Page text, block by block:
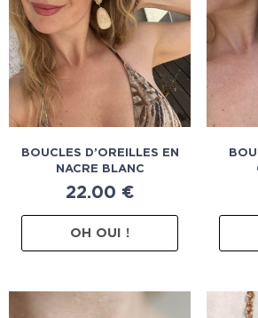
BOUCLES D’OREILLES EN
NACRE BLANC
22.00 €
OH OUI !